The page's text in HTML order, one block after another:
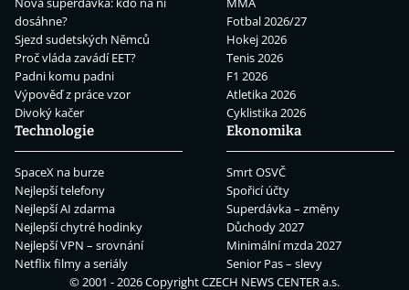
dosáhne?
Sjezd sudetských Němců
Proč vláda zavádí EET?
Padni komu padni
Výpověď z práce vzor
Divoký kačer
Fotbal 2026/27
Hokej 2026
Tenis 2026
F1 2026
Atletika 2026
Cyklistika 2026
Technologie
SpaceX na burze
Nejlepší telefony
Nejlepší AI zdarma
Nejlepší chytré hodinky
Nejlepší VPN – srovnání
Netflix filmy a seriály
Ekonomika
Smrt OSVČ
Spořicí účty
Superdávka – změny
Důchody 2027
Minimální mzda 2027
Senior Pas – slevy
© 2001 - 2026 CopyrightCZECH NEWS CENTER a.s.